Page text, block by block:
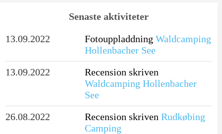
Senaste aktiviteter
13.09.2022 Fotouppladdning Waldcamping
Hollenbacher See
13.09.2022
Recension skriven
Waldcamping Hollenbacher
See
26.08.2022
Recension skriven Rudkøbing
Camping